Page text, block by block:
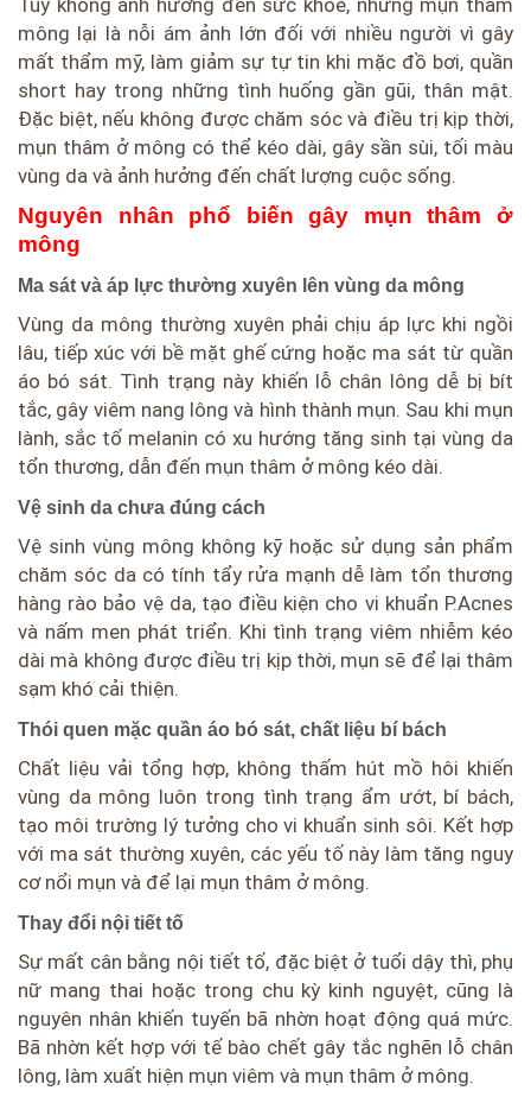
Tuy không ảnh hưởng đến sức khỏe, nhưng mụn thâm
mông lại là nỗi ám ảnh lớn đối với nhiều người vì gây
mất thẩm mỹ, làm giảm sự tự tin khi mặc đồ bơi, quần
short hay trong những tình huống gần gũi, thân mật.
Đặc biệt, nếu không được chăm sóc và điều trị kịp thời,
mụn thâm ở mông có thể kéo dài, gây sần sùi, tối màu
vùng da và ảnh hưởng đến chất lượng cuộc sống.
Nguyên nhân phổ biến gây mụn thâm ở
mông
Ma sát và áp lực thường xuyên lên vùng da mông
Vùng da mông thường xuyên phải chịu áp lực khi ngồi
lâu, tiếp xúc với bề mặt ghế cứng hoặc ma sát từ quần
áo bó sát. Tình trạng này khiến lỗ chân lông dễ bị bít
tắc, gây viêm nang lông và hình thành mụn. Sau khi mụn
lành, sắc tố melanin có xu hướng tăng sinh tại vùng da
tổn thương, dẫn đến mụn thâm ở mông kéo dài.
Vệ sinh da chưa đúng cách
Vệ sinh vùng mông không kỹ hoặc sử dụng sản phẩm
chăm sóc da có tính tẩy rửa mạnh dễ làm tổn thương
hàng rào bảo vệ da, tạo điều kiện cho vi khuẩn P.Acnes
và nấm men phát triển. Khi tình trạng viêm nhiễm kéo
dài mà không được điều trị kịp thời, mụn sẽ để lại thâm
sạm khó cải thiện.
Thói quen mặc quần áo bó sát, chất liệu bí bách
Chất liệu vải tổng hợp, không thấm hút mồ hôi khiến
vùng da mông luôn trong tình trạng ẩm ướt, bí bách,
tạo môi trường lý tưởng cho vi khuẩn sinh sôi. Kết hợp
với ma sát thường xuyên, các yếu tố này làm tăng nguy
cơ nổi mụn và để lại mụn thâm ở mông.
Thay đổi nội tiết tố
Sự mất cân bằng nội tiết tố, đặc biệt ở tuổi dậy thì, phụ
nữ mang thai hoặc trong chu kỳ kinh nguyệt, cũng là
nguyên nhân khiến tuyến bã nhờn hoạt động quá mức.
Bã nhờn kết hợp với tế bào chết gây tắc nghẽn lỗ chân
lông, làm xuất hiện mụn viêm và mụn thâm ở mông.